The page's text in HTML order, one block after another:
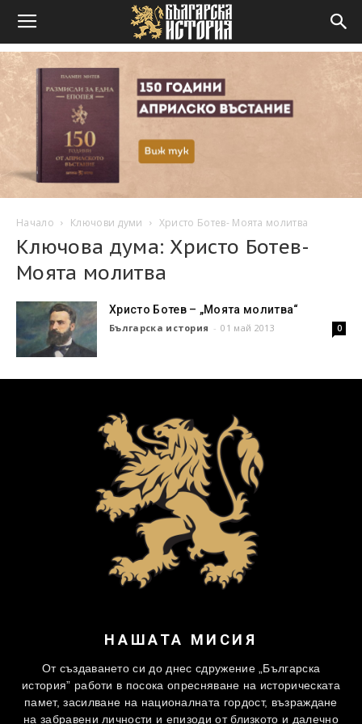
Начало Ключови думи Христо Ботев- Моята молитва
Ключова дума: Христо Ботев-
Моята молитва
Христо Ботев – „Моята молитва“
Българска история - 01 май 2013 0
НАШАТА МИСИЯ
От създаването си до днес сдружение „Българска
история” работи в посока опресняване на историческата
памет, засилване на националната гордост, възраждане
на забравени личности и епизоди от близкото и далечно